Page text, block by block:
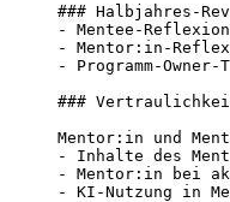
### Halbjahres-
- Mentee-
- Mentor:in-
- Programm-
###
Mentor:in und
- Inhalte des
- Mentor:in bei
- KI-Nutzung in